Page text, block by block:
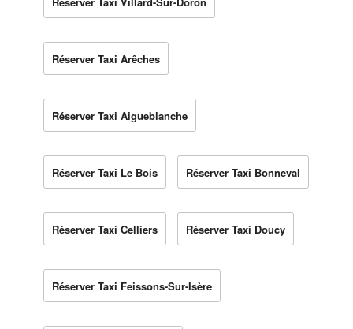
Réserver Taxi Arêches
Réserver Taxi Aigueblanche
Réserver Taxi Le Bois Réserver Taxi Bonneval
Réserver Taxi Celliers Réserver Taxi Doucy
Réserver Taxi Feissons-Sur-Isère